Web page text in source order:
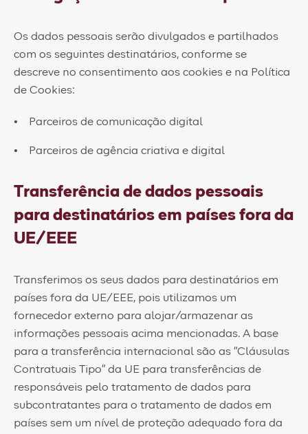
Os dados pessoais serão divulgados e partilhados
com os seguintes destinatários, conforme se
descreve no consentimento aos cookies e na Política
de Cookies:
​Parceiros de comunicação digital
Parceiros de agência criativa e digital
Transferência de dados pessoais
para destinatários em países fora da
UE/EEE
Transferimos os seus dados para destinatários em
países fora da UE/EEE, pois utilizamos um
fornecedor externo para alojar/armazenar as
informações pessoais acima mencionadas. A base
para a transferência internacional são as "Cláusulas
Contratuais Tipo" da UE para transferências de
responsáveis pelo tratamento de dados para
subcontratantes para o tratamento de dados em
países sem um nível de proteção adequado fora da